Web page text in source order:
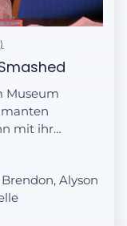
Museum
mit ihrer
helfen,
ihr
Alyson